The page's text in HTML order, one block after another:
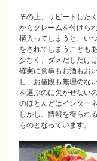
その上、リピートした
からクレームを付けら
構入ってしまうと、い
をされてしまうことも
少なく、ダメだしだけ
確実に食事もお酒もお
し、お値段も無理のな
を選ぶのに欠かせない
のほとんどはインター
しかし、情報を得られ
ものとなっています。